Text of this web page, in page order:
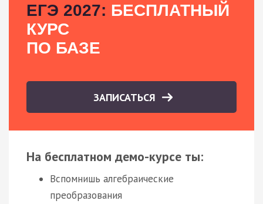
ЕГЭ 2027: БЕСПЛАТНЫЙ
КУРС
ПО БАЗЕ
ЗАПИСАТЬСЯ
На бесплатном демо-курсе ты:
Вспомнишь алгебраические
преобразования